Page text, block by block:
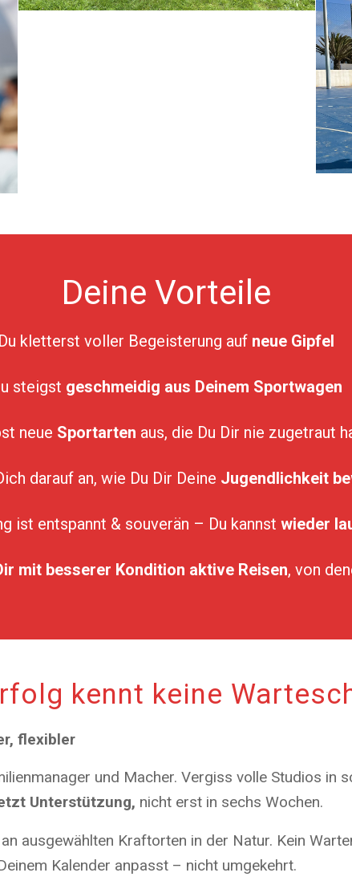
Deine Vorteile
Du kletterst voller Begeisterung auf neue Gipfel
steigst geschmeidig aus Deinem Sportwagen
neue Sportarten aus, die Du Dir nie zugetraut
darauf an, wie Du Dir Deine Jugendlichkeit
ist entspannt & souverän – Du kannst wieder
mit besserer Kondition aktive Reisen, von
kennt keine
flexibler
und Macher. Vergiss volle Studios in
Unterstützung, nicht erst in sechs Wochen.
ausgewählten Kraftorten in der Natur. Kein
Kalender anpasst – nicht umgekehrt.